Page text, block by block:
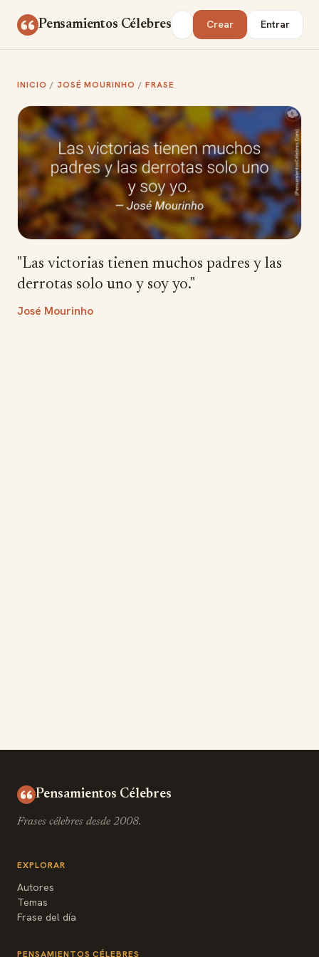
Pensamientos Célebres Buscar Crear Entrar
INICIO / JOSÉ MOURINHO /FRASE
"Las victorias tienen muchos padres y las
derrotas solo uno y soy yo."
José Mourinho
Pensamientos Célebres
Frases célebres desde 2008.
EXPLORAR
Autores
Temas
Frase del día
PENSAMIENTOS CÉLEBRES